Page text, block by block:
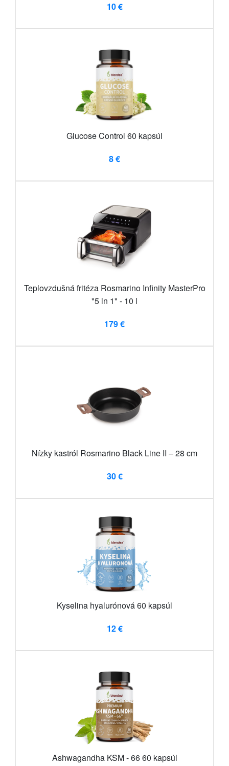
10 €
Glucose Control 60 kapsúl
8 €
Teplovzdušná fritéza Rosmarino Infinity MasterPro
"5 in 1" - 10 l
179 €
Nízky kastról Rosmarino Black Line II – 28 cm
30 €
Kyselina hyalurónová 60 kapsúl
12 €
Ashwagandha KSM - 66 60 kapsúl